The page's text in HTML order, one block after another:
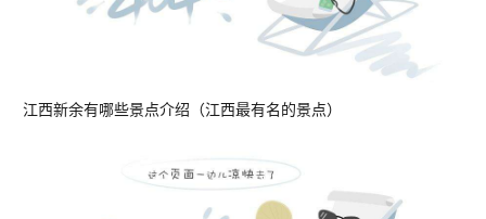
江西新余有哪些景点介绍（江西最有名的景点）